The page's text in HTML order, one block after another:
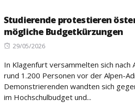
Studierende protestieren
mögliche Budgetkürzungen
Posted
29/05/2026
In Klagenfurt versammelten sich nach
rund 1.200 Personen vor der Alpen-
Demonstrierenden wandten sich
im Hochschulbudget und...